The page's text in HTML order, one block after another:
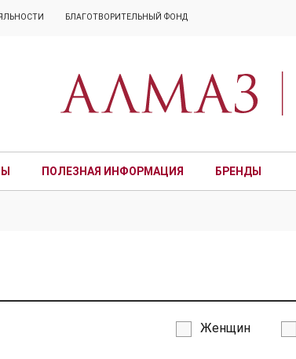
БЛАГОТВОРИТЕЛЬНЫЙ ФОНД
ПОЛЕЗНАЯ ИНФОРМАЦИЯ БРЕНДЫ
Женщин